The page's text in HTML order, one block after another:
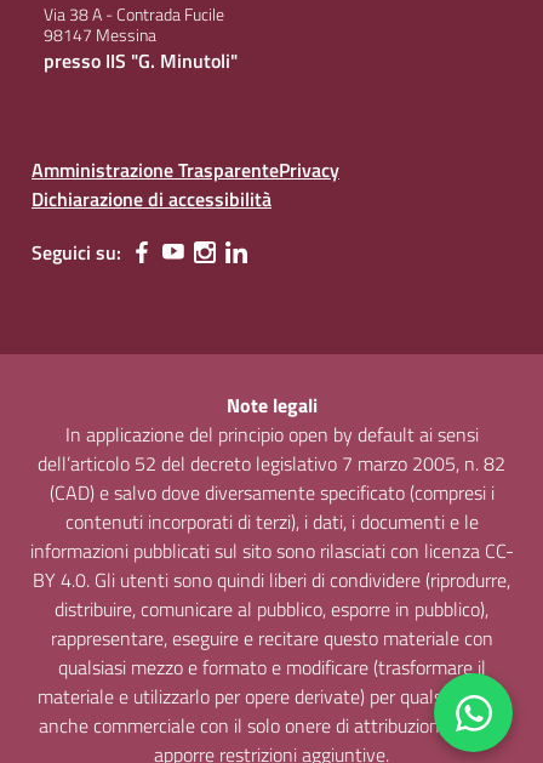
Via 38 A - Contrada Fucile
98147 Messina
presso IIS "G. Minutoli"
Amministrazione TrasparentePrivacy
Dichiarazione di accessibilità
Seguici su:
Note legali
In applicazione del principio open by default ai sensi
dell’articolo 52 del decreto legislativo 7 marzo 2005, n. 82
(CAD) e salvo dove diversamente specificato (compresi i
contenuti incorporati di terzi), i dati, i documenti e le
informazioni pubblicati sul sito sono rilasciati con licenza CC-
BY 4.0. Gli utenti sono quindi liberi di condividere (riprodurre,
distribuire, comunicare al pubblico, esporre in pubblico),
rappresentare, eseguire e recitare questo materiale con
qualsiasi mezzo e formato e modificare (trasformare il
materiale e utilizzarlo per opere derivate) per qualsiasi fine,
anche commerciale con il solo onere di attribuzione, senza
apporre restrizioni aggiuntive.